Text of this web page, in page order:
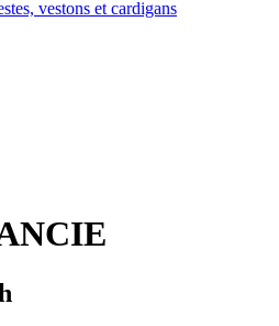
vestons et cardigans